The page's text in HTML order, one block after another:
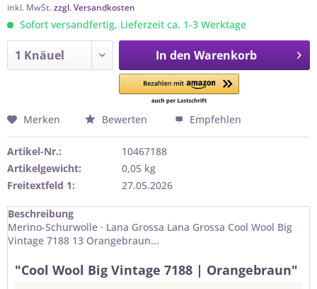
inkl. MwSt.zzgl. Versandkosten
Sofort versandfertig, Lieferzeit ca. 1-3 Werktage
In den Warenkorb
Merken Bewerten Empfehlen
Artikel-Nr.:
10467188
Artikelgewicht:
0,05 kg
Freitextfeld 1:
27.05.2026
Beschreibung
Merino-Schurwolle · Lana Grossa Lana Grossa Cool Wool Big
Vintage 7188 13 Orangebraun...
"Cool Wool Big Vintage 7188 | Orangebraun"